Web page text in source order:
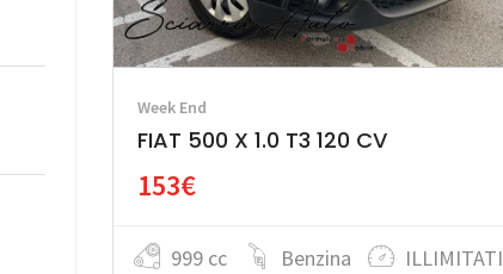
Week End
FIAT 500 X 1.0 T3 120 CV
153€
999 cc Benzina ILLIMITATI